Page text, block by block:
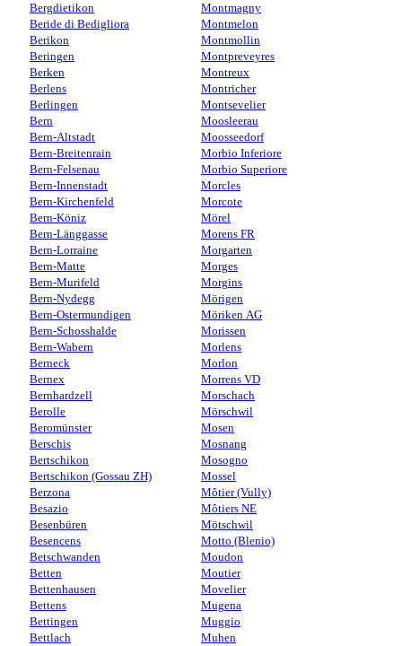
Bergdietikon
Beride di Bedigliora
Berikon
Beringen
Berken
Berlens
Berlingen
Bern
Bern-Altstadt
Bern-Breitenrain
Bern-Felsenau
Bern-Innenstadt
Bern-Kirchenfeld
Bern-Köniz
Bern-Länggasse
Bern-Lorraine
Bern-Matte
Bern-Murifeld
Bern-Nydegg
Bern-Ostermundigen
Bern-Schosshalde
Bern-Wabern
Berneck
Bernex
Bernhardzell
Berolle
Beromünster
Berschis
Bertschikon
Bertschikon (Gossau ZH)
Berzona
Besazio
Besenbüren
Besencens
Betschwanden
Betten
Bettenhausen
Bettens
Bettingen
Bettlach
Montmagny
Montmelon
Montmollin
Montpreveyres
Montreux
Montricher
Montsevelier
Moosleerau
Moosseedorf
Morbio Inferiore
Morbio Superiore
Morcles
Morcote
Mörel
Morens FR
Morgarten
Morges
Morgins
Mörigen
Möriken AG
Morissen
Morlens
Morlon
Morrens VD
Morschach
Mörschwil
Mosen
Mosnang
Mosogno
Mossel
Môtier (Vully)
Môtiers NE
Mötschwil
Motto (Blenio)
Moudon
Moutier
Movelier
Mugena
Muggio
Muhen